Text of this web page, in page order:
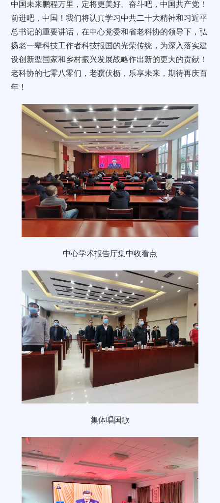
中国未来鹏程万里，定将更美好。奋斗吧，中国共产党！
前进吧，中国！我们将认真学习中共二十大精神和习近平
总书记的重要讲话，在中心党委和省老科协的领导下，弘
扬老一辈科技工作者科技报国的光荣传统，为深入落实建
设创新型国家和乡村振兴发展战略作出新的更大的贡献！
老科协的七零八零们，老骥伏枥，乐享未来，期待再庆百
年！
中心学术报告厅集中收看点
集体唱国歌